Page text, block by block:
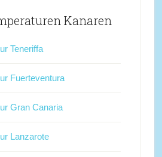
Kanaren
Teneriffa
Fuerteventura
Gran Canaria
Lanzarote